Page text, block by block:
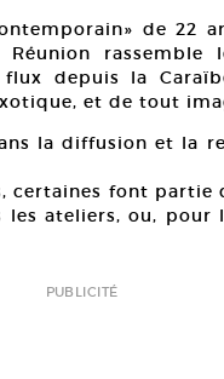
de 22
rassemble
depuis la
et de tout
la diffusion et la
certaines font
les ateliers, ou,
PUBLICITÉ